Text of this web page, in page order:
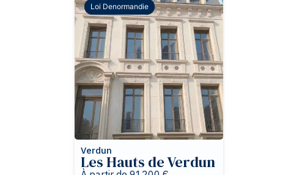
Verdun
Les Hauts de Verdun
À partir de 91200 €